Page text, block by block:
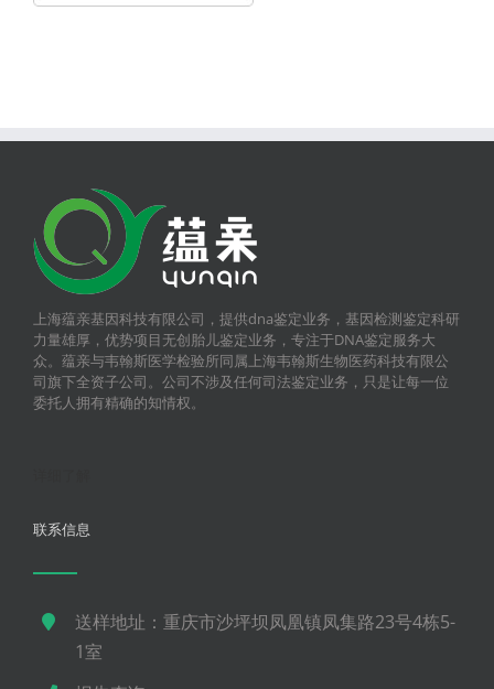
上海蕴亲基因科技有限公司，提供dna鉴定业务，基因检测鉴定科研
力量雄厚，优势项目无创胎儿鉴定业务，专注于DNA鉴定服务大
众。蕴亲与韦翰斯医学检验所同属上海韦翰斯生物医药科技有限公
司旗下全资子公司。公司不涉及任何司法鉴定业务，只是让每一位
委托人拥有精确的知情权。
联系信息
送样地址：重庆市沙坪坝凤凰镇凤集路23号4栋5-
1室